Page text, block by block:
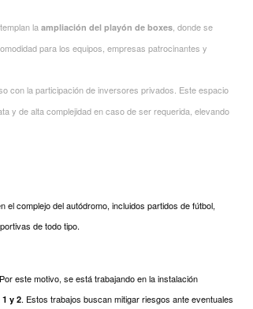
la ampliación del playón de boxes , donde se
para los equipos, empresas patrocinantes y
con la participación de inversores privados. Este espacio
y de alta complejidad en caso de ser requerida, elevando
complejo del autódromo, incluidos partidos de fútbol,
de todo tipo.
este motivo, se está trabajando en la instalación
y 2. Estos trabajos buscan mitigar riesgos ante eventuales